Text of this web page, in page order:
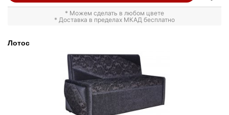
* Можем сделать в любом цвете
* Доставка в пределах МКАД бесплатно
Лотос